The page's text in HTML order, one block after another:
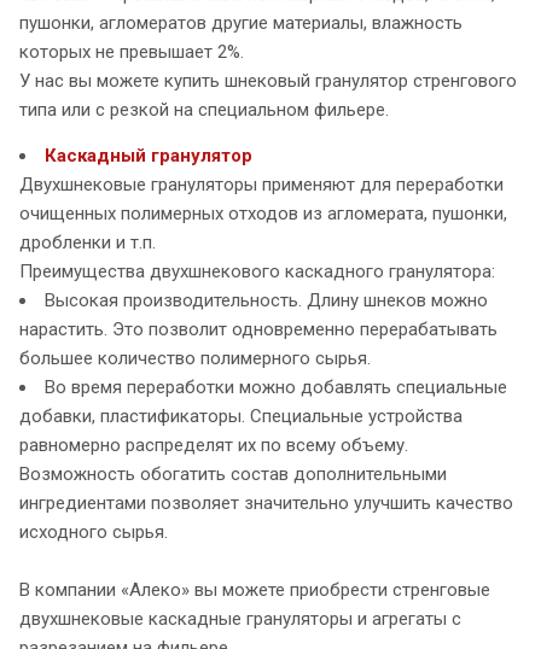
пушонки, агломератов другие материалы, влажность
которых не превышает 2%.
У нас вы можете купить шнековый гранулятор стренгового
типа или с резкой на специальном фильере.
Каскадный гранулятор
Двухшнековые грануляторы применяют для переработки
очищенных полимерных отходов из агломерата, пушонки,
дробленки и т.п.
Преимущества двухшнекового каскадного гранулятора:
Высокая производительность. Длину шнеков можно
нарастить. Это позволит одновременно перерабатывать
большее количество полимерного сырья.
Во время переработки можно добавлять специальные
добавки, пластификаторы. Специальные устройства
равномерно распределят их по всему объему.
Возможность обогатить состав дополнительными
ингредиентами позволяет значительно улучшить качество
исходного сырья.
В компании «Алеко» вы можете приобрести стренговые
двухшнековые каскадные грануляторы и агрегаты с